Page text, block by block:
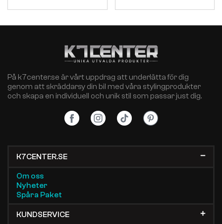
På k7center.se är vårt uppdrag att underlätta för dig
genom att skräddarsy din bil med våra stylingprodukter
och skapa en individuell och unik stil som passar just dig.
K7CENTER.SE
Om oss
Nyheter
Spåra Paket
KUNDSERVICE